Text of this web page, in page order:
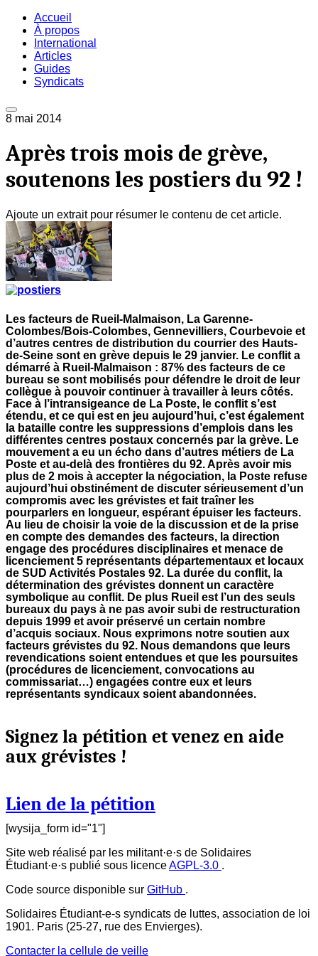
Accueil
À propos
International
Articles
Guides
Syndicats
8 mai 2014
Après trois mois de grève,
soutenons les postiers du 92 !
Ajoute un extrait pour résumer le contenu de cet article.
Les facteurs de Rueil-Malmaison, La Garenne-
Colombes/Bois-Colombes, Gennevilliers, Courbevoie et
d’autres centres de distribution du courrier des Hauts-
de-Seine sont en grève depuis le 29 janvier. Le conflit a
démarré à Rueil-Malmaison : 87% des facteurs de ce
bureau se sont mobilisés pour défendre le droit de leur
collègue à pouvoir continuer à travailler à leurs côtés.
Face à l’intransigeance de La Poste, le conflit s’est
étendu, et ce qui est en jeu aujourd’hui, c’est également
la bataille contre les suppressions d’emplois dans les
différentes centres postaux concernés par la grève. Le
mouvement a eu un écho dans d’autres métiers de La
Poste et au-delà des frontières du 92. Après avoir mis
plus de 2 mois à accepter la négociation, la Poste refuse
aujourd’hui obstinément de discuter sérieusement d’un
compromis avec les grévistes et fait traîner les
pourparlers en longueur, espérant épuiser les facteurs.
Au lieu de choisir la voie de la discussion et de la prise
en compte des demandes des facteurs, la direction
engage des procédures disciplinaires et menace de
licenciement 5 représentants départementaux et locaux
de SUD Activités Postales 92. La durée du conflit, la
détermination des grévistes donnent un caractère
symbolique au conflit. De plus Rueil est l’un des seuls
bureaux du pays à ne pas avoir subi de restructuration
depuis 1999 et avoir préservé un certain nombre
d’acquis sociaux. Nous exprimons notre soutien aux
facteurs grévistes du 92. Nous demandons que leurs
revendications soient entendues et que les poursuites
(procédures de licenciement, convocations au
commissariat…) engagées contre eux et leurs
représentants syndicaux soient abandonnées.
Signez la pétition et venez en aide
aux grévistes !
Lien de la pétition
[wysija_form id="1"]
Site web réalisé par les militant·e·s de Solidaires
Étudiant·e·s publié sous licenceAGPL-3.0 .
Code source disponible sur GitHub .
Solidaires Étudiant-e-s syndicats de luttes, association de loi
1901. Paris (25-27, rue des Envierges).
Contacter la cellule de veille